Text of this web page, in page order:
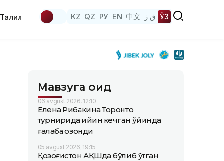
Таҳлил KZ QZ РУ EN 中文 ق ز ЎЗ
Мавзуга оид
06 avgust 2026, 12:10
Елена Рибакина Торонто
турнирида қийин кечган ўйинда
ғалаба қозонди
05 avgust 2026, 19:15
Қозоғистон АҚШда бўлиб ўтган